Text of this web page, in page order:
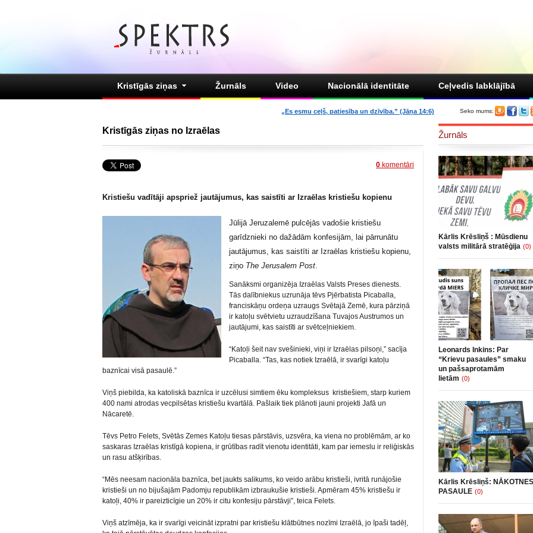
Kristīgās ziņas Žurnāls Video Nacionālā identitāte Ceļvedis labklājībā
Seko mums:
„Es esmu ceļš, patiesība un dzīvība.” (Jāņa 14:6)
Kristīgās ziņas no Izraēlas
0 komentāri
Kristiešu vadītāji apspriež jautājumus, kas saistīti ar Izraēlas kristiešu kopienu
Jūlijā Jeruzalemē pulcējās vadošie kristiešu
garīdznieki no dažādām konfesijām, lai pārrunātu
jautājumus, kas saistīti ar Izraēlas kristiešu kopienu,
ziņo The Jerusalem Post.
Sanāksmi organizēja Izraēlas Valsts Preses dienests.
Tās dalībniekus uzrunāja tēvs Pjērbatista Picaballa,
franciskāņu ordeņa uzraugs Svētajā Zemē, kura pārziņā
ir katoļu svētvietu uzraudzīšana Tuvajos Austrumos un
jautājumi, kas saistīti ar svētceļniekiem.
“Katoļi šeit nav svešinieki, viņi ir Izraēlas pilsoņi,” sacīja
Picaballa. “Tas, kas notiek Izraēlā, ir svarīgi katoļu
baznīcai visā pasaulē.”
Viņš piebilda, ka katoliskā baznīca ir uzcēlusi simtiem ēku kompleksus kristiešiem, starp kuriem
400 nami atrodas vecpilsētas kristiešu kvartālā. Pašlaik tiek plānoti jauni projekti Jafā un
Nācaretē.
Tēvs Petro Felets, Svētās Zemes Katoļu tiesas pārstāvis, uzsvēra, ka viena no problēmām, ar ko
saskaras Izraēlas kristīgā kopiena, ir grūtības radīt vienotu identitāti, kam par iemeslu ir reliģiskās
un rasu atšķirības.
“Mēs neesam nacionāla baznīca, bet jaukts salikums, ko veido arābu kristieši, ivritā runājošie
kristieši un no bijušajām Padomju republikām izbraukušie kristieši. Apmēram 45% kristiešu ir
katoļi, 40% ir pareizticīgie un 20% ir citu konfesiju pārstāvji”, teica Felets.
Viņš atzīmēja, ka ir svarīgi veicināt izpratni par kristiešu klātbūtnes nozīmi Izraēlā, jo īpaši tadēļ,
Žurnāls
Kārlis Krēsliņš : Mūsdienu
valsts militārā stratēģija (0)
Leonards Inkins: Par
“Krievu pasaules” smaku
un pašsaprotamām
lietām (0)
Kārlis Krēsliņš: NĀKOTNES
PASAULE (0)